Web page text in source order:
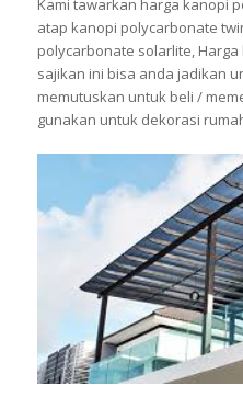
Kami tawarkan harga kanopi
atap kanopi polycarbonate
polycarbonate solarlite,
sajikan ini bisa anda jadikan
memutuskan untuk beli /
gunakan untuk dekorasi